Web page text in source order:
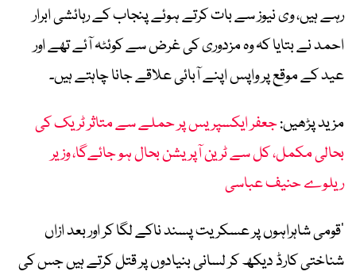
رہے ہیں، وی نیوز سے بات کرتے ہوئے پنجاب کے رہائشی ابرار
احمد نے بتایا کہ وہ مزدوری کی غرض سے کوئٹہ آئے تھے اور
عید کے موقع پر واپس اپنے آبائی علاقے جانا چاہتے ہیں۔
مزید پڑھیں:جعفر ایکسپریس پر حملے سے متاثر ٹریک کی
بحالی مکمل، کل سے ٹرین آپریشن بحال ہو جائےگا، وزیر
ریلوے حنیف عباسی
’قومی شاہراہوں پر عسکریت پسند ناکے لگا کر اور بعد ازاں
شناختی کارڈ دیکھ کر لسانی بنیادوں پر قتل کرتے ہیں جس کی